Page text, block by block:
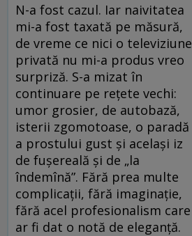
N-a fost cazul. Iar naivitatea
mi-a fost taxată pe măsură,
de vreme ce nici o televiziune
privată nu mi-a produs vreo
surpriză. S-a mizat în
continuare pe rețete vechi:
umor grosier, de autobază,
isterii zgomotoase, o paradă
a prostului gust și același iz
de fușereală și de „la
îndemînă”. Fără prea multe
complicații, fără imaginație,
fără acel profesionalism care
ar fi dat o notă de eleganță.